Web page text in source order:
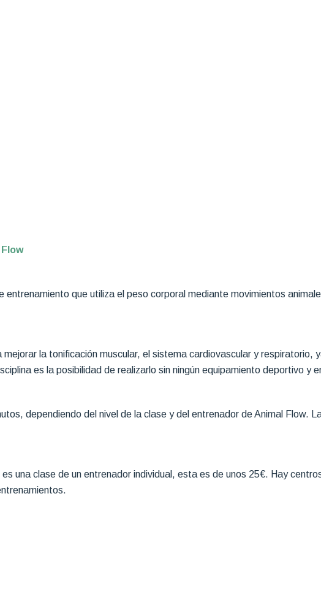
que utiliza el peso corporal mediante movimientos
la tonificación muscular, el sistema cardiovascular y respiratorio,
es la posibilidad de realizarlo sin ningún equipamiento deportivo y
dependiendo del nivel de la clase y del entrenador de Animal Flow.
una clase de un entrenador individual, esta es de unos 25€. Hay